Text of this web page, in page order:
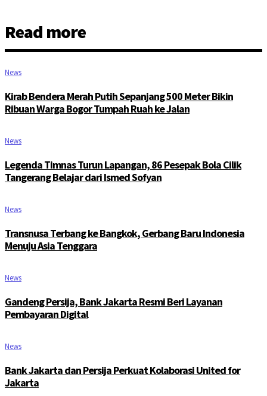
Read more
News
Kirab Bendera Merah Putih Sepanjang 500 Meter Bikin
Ribuan Warga Bogor Tumpah Ruah ke Jalan
News
Legenda Timnas Turun Lapangan, 86 Pesepak Bola Cilik
Tangerang Belajar dari Ismed Sofyan
News
Transnusa Terbang ke Bangkok, Gerbang Baru Indonesia
Menuju Asia Tenggara
News
Gandeng Persija, Bank Jakarta Resmi Beri Layanan
Pembayaran Digital
News
Bank Jakarta dan Persija Perkuat Kolaborasi United for
Jakarta